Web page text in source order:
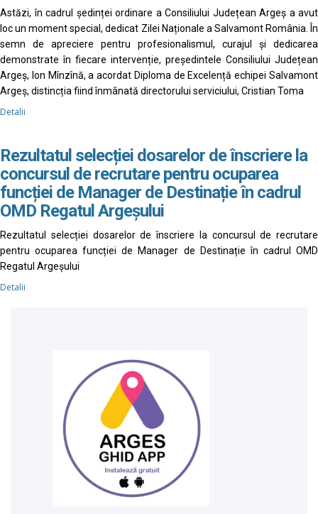
Astăzi, în cadrul ședinței ordinare a Consiliului Județean Argeș a avut
loc un moment special, dedicat Zilei Naționale a Salvamont România. În
semn de apreciere pentru profesionalismul, curajul și dedicarea
demonstrate în fiecare intervenție, președintele Consiliului Județean
Argeș, Ion Mînzînă, a acordat Diploma de Excelență echipei Salvamont
Argeș, distincția fiind înmânată directorului serviciului, Cristian Toma
Detalii
Rezultatul selecției dosarelor de înscriere la
concursul de recrutare pentru ocuparea
funcției de Manager de Destinație în cadrul
OMD Regatul Argeșului
Rezultatul selecției dosarelor de înscriere la concursul de recrutare
pentru ocuparea funcției de Manager de Destinație în cadrul OMD
Regatul Argeșului
Detalii